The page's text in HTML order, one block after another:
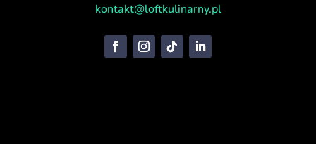
kontakt@loftkulinarny.pl